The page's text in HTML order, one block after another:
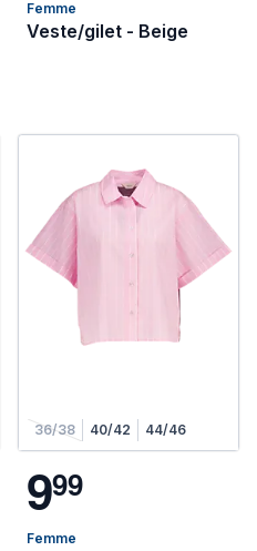
Femme
Veste/gilet - Beige
36/38 40/42 44/46
999
Femme